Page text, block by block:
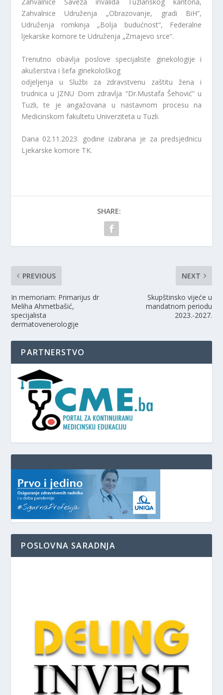
Zahvalnice Udruženja „Obrazovanje, gradi BiH“,
Udruženja romkinja „Bolja budućnost“, Federalne
ljekarske komore te Udruženja „Zmajevo srce“.
Trenutno obavlja poslove specijaliste ginekologije i
akušerstva i šefa ginekološkog
odjeljenja u Službi za zdravstvenu zaštitu žena i
trudnica u JZNU Dom zdravlja “Dr.Mustafa Šehović” u
Tuzli, te je angažovana u nastavnom procesu na
Medicinskom fakultetu Univerziteta u Tuzli.
Dana 02.11.2023. godine izabrana je za predsjednicu
Ljekarske komore TK.
SHARE:
PREVIOUS
In memoriam: Primarijus dr
Meliha Ahmetbašić,
specijalista
dermatovenerologije
NEXT
Skupštinsko vijeće u
mandatnom periodu
2023.-2027.
PARTNERSTVO
POSLOVNA SARADNJA